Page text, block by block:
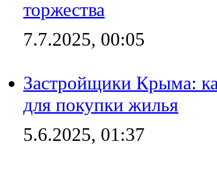
торжества
7.7.2025, 00:05
Застройщики Крыма:
для покупки жилья
5.6.2025, 01:37